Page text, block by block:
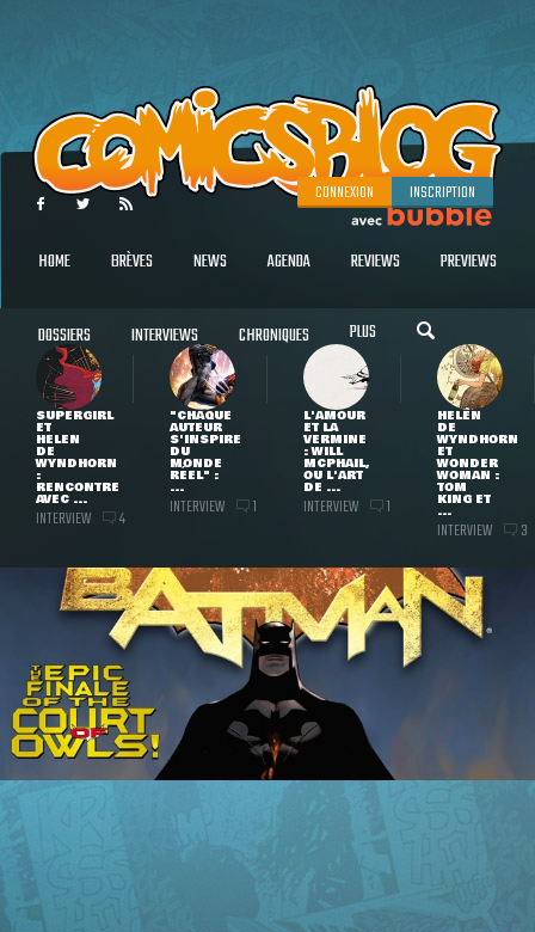
CONNEXION INSCRIPTION
HOME BRÈVES NEWS AGENDA REVIEWS PREVIEWS
DOSSIERS INTERVIEWS CHRONIQUES PLUS
SUPERGIRL
ET
HELEN
DE
WYNDHORN
:
RENCONTRE
AVEC ...
INTERVIEW 4
"CHAQUE
AUTEUR
S'INSPIRE
DU
MONDE
RÉEL" :
...
INTERVIEW 1
L'AMOUR
ET LA
VERMINE
: WILL
MCPHAIL,
OU L'ART
DE ...
INTERVIEW 1
HELEN
DE
WYNDHORN
ET
WONDER
WOMAN :
TOM
KING ET
...
INTERVIEW 3